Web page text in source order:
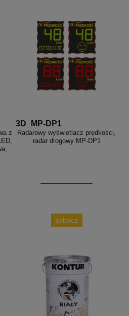
z
3D_MP-DP1
Radarowy wyświetlacz prędkości,
radar drogowy MP-DP1
zobacz